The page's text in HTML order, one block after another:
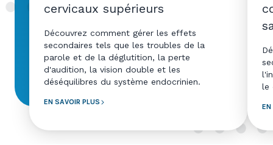
cervicaux supérieurs
Découvrez comment gérer les effets
secondaires tels que les troubles de la
parole et de la déglutition, la perte
d'audition, la vision double et les
déséquilibres du système endocrinien.
EN SAVOIR PLUS
le
EN